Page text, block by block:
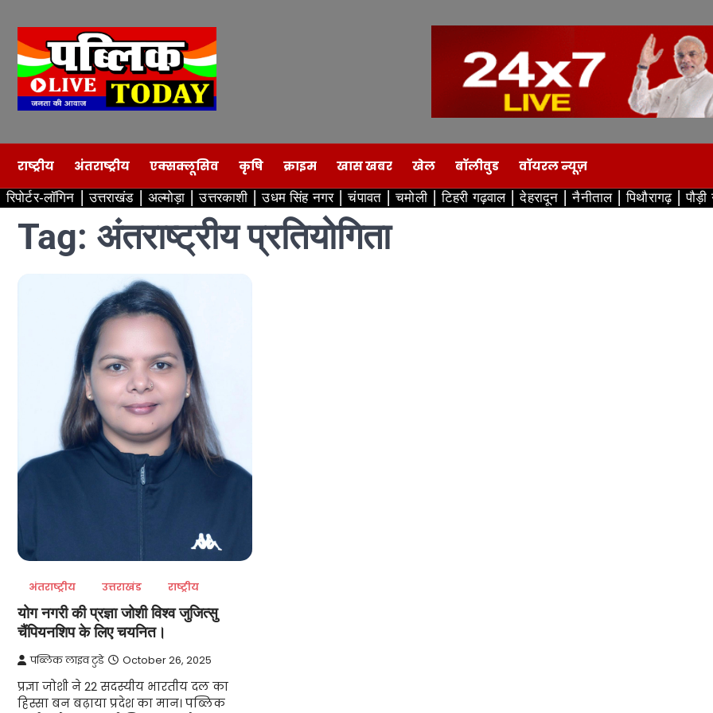
content
राष्ट्रीय अंतराष्ट्रीय एक्सक्लूसिव कृषि क्राइम खास खबर खेल बॉलीवुड वॉयरल न्यूज़
रिपोर्टर-लॉगिन उत्तराखंड अल्मोड़ा उत्तरकाशी उधम सिंह नगर चंपावत चमोली टिहरी गढ़वाल देहरादून नैनीताल पिथौरागढ़
Tag: अंतराष्ट्रीय प्रतियोगिता
अंतराष्ट्रीय उत्तराखंड राष्ट्रीय
योग नगरी की प्रज्ञा जोशी विश्व जुजित्सु
चैंपियनशिप के लिए चयनित।
पब्लिक लाइव टुडे October 26, 2025
प्रज्ञा जोशी ने 22 सदस्यीय भारतीय दल का
हिस्सा बन बढ़ाया प्रदेश का मान। पब्लिक